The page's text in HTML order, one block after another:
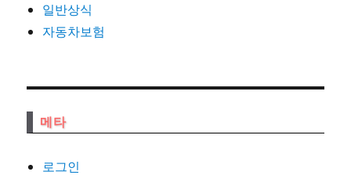
일반상식
자동차보험
메타
로그인